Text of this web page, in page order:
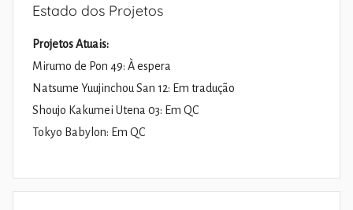
Estado dos Projetos
Projetos Atuais:
Mirumo de Pon 49: À espera
Natsume Yuujinchou San 12: Em tradução
Shoujo Kakumei Utena 03: Em QC
Tokyo Babylon: Em QC